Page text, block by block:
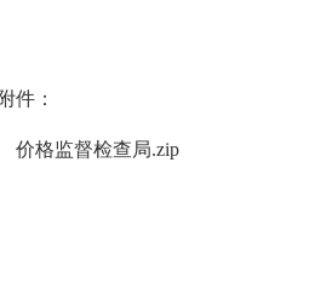
附件：
价格监督检查局.zip